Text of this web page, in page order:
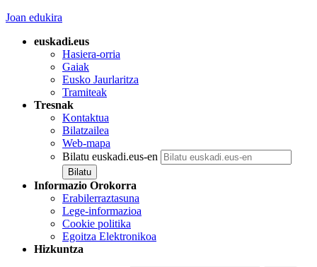
Joan edukira
euskadi.eus
Hasiera-orria
Gaiak
Eusko Jaurlaritza
Tramiteak
Tresnak
Kontaktua
Bilatzailea
Web-mapa
Bilatu euskadi.eus-en
Informazio Orokorra
Erabilerraztasuna
Lege-informazioa
Cookie politika
Egoitza Elektronikoa
Hizkuntza